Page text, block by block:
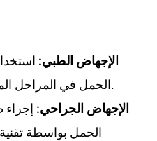
الإجهاض الطبي:
الحمل في المراحل المبكرة بشكل آمن وفعال.
الإجهاض الجراحي: إجراء
الحمل بواسطة